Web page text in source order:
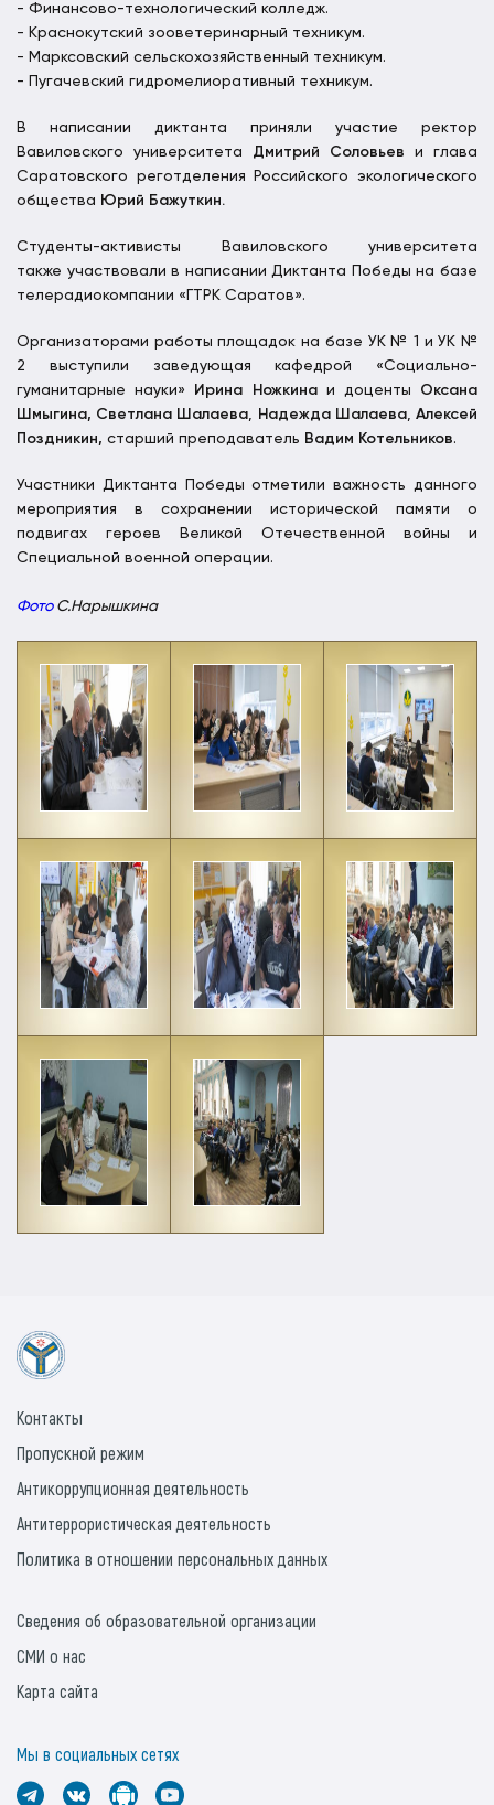
- Финансово-технологический колледж.
- Краснокутский зооветеринарный техникум.
- Марксовский сельскохозяйственный техникум.
- Пугачевский гидромелиоративный техникум.
В написании диктанта приняли участие ректор
Вавиловского университета Дмитрий Соловьев и глава
Саратовского реготделения Российского экологического
общества Юрий Бажуткин.
Студенты-активисты Вавиловского университета
также участвовали в написании Диктанта Победы на базе
телерадиокомпании «ГТРК Саратов».
Организаторами работы площадок на базе УК № 1 и УК №
2 выступили заведующая кафедрой «Социально-
гуманитарные науки»
Ирина Ножкинаи доценты Оксана
Шмыгина, Светлана Шалаева, Надежда Шалаева,Алексей
Поздникин, старший преподаватель Вадим Котельников.
Участники Диктанта Победы отметили важность данного
мероприятия в сохранении исторической памяти о
подвигах героев Великой Отечественной войны и
Специальной военной операции.
ФотоС.Нарышкина
Контакты
Пропускной режим
Антикоррупционная деятельность
Антитеррористическая деятельность
Политика в отношении персональных данных
Сведения об образовательной организации
СМИ о нас
Карта сайта
Мы в социальных сетях